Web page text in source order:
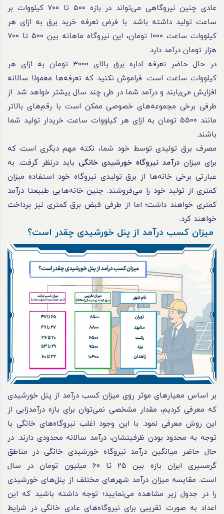
عادی چنین نیروگاهی می‌تواند در بازه ۵۰۰ تا ۷۰۰ کیلووات بر
ساعت تولید داشته باشد. با فرض تعرفه خرید برق به ازای هر
کیلووات ساعت ۱۰۰۰ تومان، این نیروگاه ماهانه بین ۵۰۰ تا ۷۰۰
هزار تومان درآمد دارد.
در حال حاضر تعرفه اداره برق بالای ۳۰۰۰ تومان به ازای هر
کیلووات ساعت است. فراموش نکنید که تعرفه‌ها معمولا سالانه
افزایش می‌یابند و درآمد شما در طی چند سال بیشتر خواهد شد. از
طرفی برخی مجموعه‌های خصوصی ممکن است با رقم‌های بالاتر
مانند ۵۵۰۰ تومان به ازای هر کیلووات ساعت خریدار تولید شما
باشند.
مصرف برق تولیدی توسط خود شما، نکته مهم دیگری است که
برای میزان درآمد نیروگاه خورشیدی خانگی باید درنظر گرفت. به
عبارتی برخی خانه‌ها از برق تولیدی نیروگاه خود استفاده میزان
کمتری از تولید خود را می‌فروشند. چنین خانه‌هایی طبیعتا درآمد
کمتری خواهند داشت؛ اما از طرفی قبض برق کمتری نیز پرداخت
خواهند کرد.
میزان کسب درآمد از پنل خورشیدی چقدر است؟
بر اساس معیارهای موثر روی میزان کسب درآمد از پنل خورشیدی
که معرفی کردیم، مقدار مشخصی نمی‌توان برای بازه درآمدزایی از
این روش معرفی نمود. با این وجود اغلب نیروگاه‌های خانگی با
توجه به محدود بودن ظرفیتشان، درآمد سالانه محدودی دارند. در
حال حاضر میانگین درآمد نیروگاه خورشیدی خانگی در مناطق
گرمسیری ایران بازه بین ۲۵ تا ۶۰ میلیون تومان در سال
است. مقایسه میزان درآمد شهرهای مختلف از پنل‌های خورشیدی
را در جدول زیر مشاهده می‌نمایید؛ توجه داشته باشید که این
اعداد به صورت تقریبی برای نیروگاه‌های عادی خانگی در شرایط